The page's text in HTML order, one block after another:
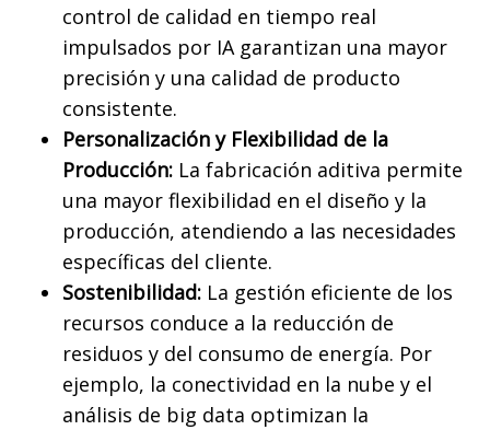
control de calidad en tiempo real
impulsados por IA garantizan una mayor
precisión y una calidad de producto
consistente.
Personalización y Flexibilidad de la
Producción:La fabricación aditiva permite
una mayor flexibilidad en el diseño y la
producción, atendiendo a las necesidades
específicas del cliente.
Sostenibilidad:La gestión eficiente de los
recursos conduce a la reducción de
residuos y del consumo de energía. Por
ejemplo, la conectividad en la nube y el
análisis de big data optimizan la